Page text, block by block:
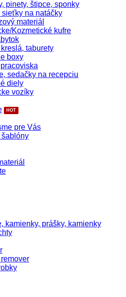
pinety, štipce, sponky
sieťky na natáčky
materiál
Kozmetické kufre
taburety
boxy
sedačky na recepciu
diely
vozíky
pre Vás
šablóny
kamienky, prášky, kamienky